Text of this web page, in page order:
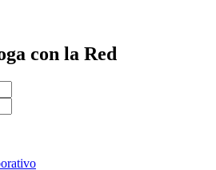
con la Red